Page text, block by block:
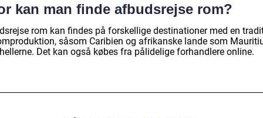
kan man finde afbudsrejse rom?
rom kan findes på forskellige destinationer med en
såsom Caribien og afrikanske lande som
Det kan også købes fra pålidelige forhandlere online.